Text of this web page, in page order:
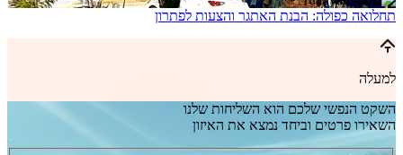
תחלואה כפולה: הבנת האתגר והצעות לפתרון
למעלה
השקט הנפשי שלכם הוא השליחות שלנו
השאירו פרטים וביחד נמצא את האיזון